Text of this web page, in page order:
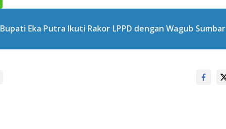
Bupati Eka Putra Ikuti Rakor LPPD dengan Wagub Sumbar